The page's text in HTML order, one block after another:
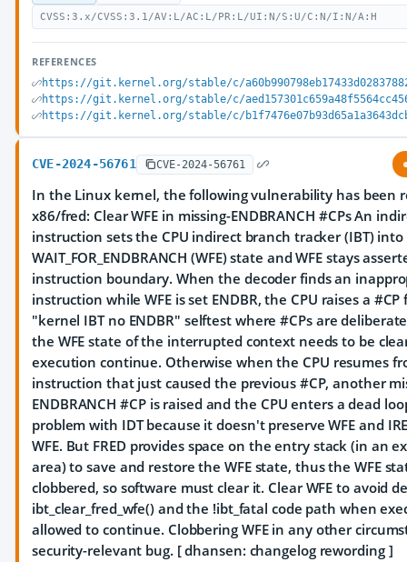
CVSS:3.x/CVSS:3.1/AV:L/AC:L/PR:L/UI:N/S:U/C:N/I:N/A:H
REFERENCES
https://git.kernel.org/stable/c/
https://git.kernel.org/stable/c/
https://git.kernel.org/stable/c/
CVE-2024-56761 CVE-2024-56761
In the Linux kernel, the following vulnerability has been
x86/fred: Clear WFE in missing-ENDBRANCH #CPs An
instruction sets the CPU indirect branch tracker (IBT) into
WAIT_FOR_ENDBRANCH (WFE) state and WFE stays
instruction boundary. When the decoder finds an
instruction while WFE is set ENDBR, the CPU raises a
"kernel IBT no ENDBR" selftest where #CPs are
the WFE state of the interrupted context needs to be
execution continue. Otherwise when the CPU resumes
instruction that just caused the previous #CP, another
ENDBRANCH #CP is raised and the CPU enters a dead
problem with IDT because it doesn't preserve WFE and
WFE. But FRED provides space on the entry stack (in an
area) to save and restore the WFE state, thus the WFE
clobbered, so software must clear it. Clear WFE to avoid
ibt_clear_fred_wfe() and the !ibt_fatal code path when
allowed to continue. Clobbering WFE in any other
security-relevant bug. [ dhansen: changelog rewording ]